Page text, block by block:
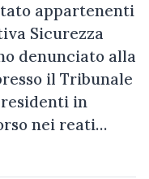
appartenenti
Sicurezza
denunciato alla
il Tribunale
in
nei reati…